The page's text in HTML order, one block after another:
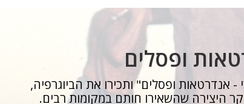
ופסלים
אנדרטאות ופסלים" ותכירו את הביוגרפיה,
היצירה שהשאירו חותם במקומות רבים.